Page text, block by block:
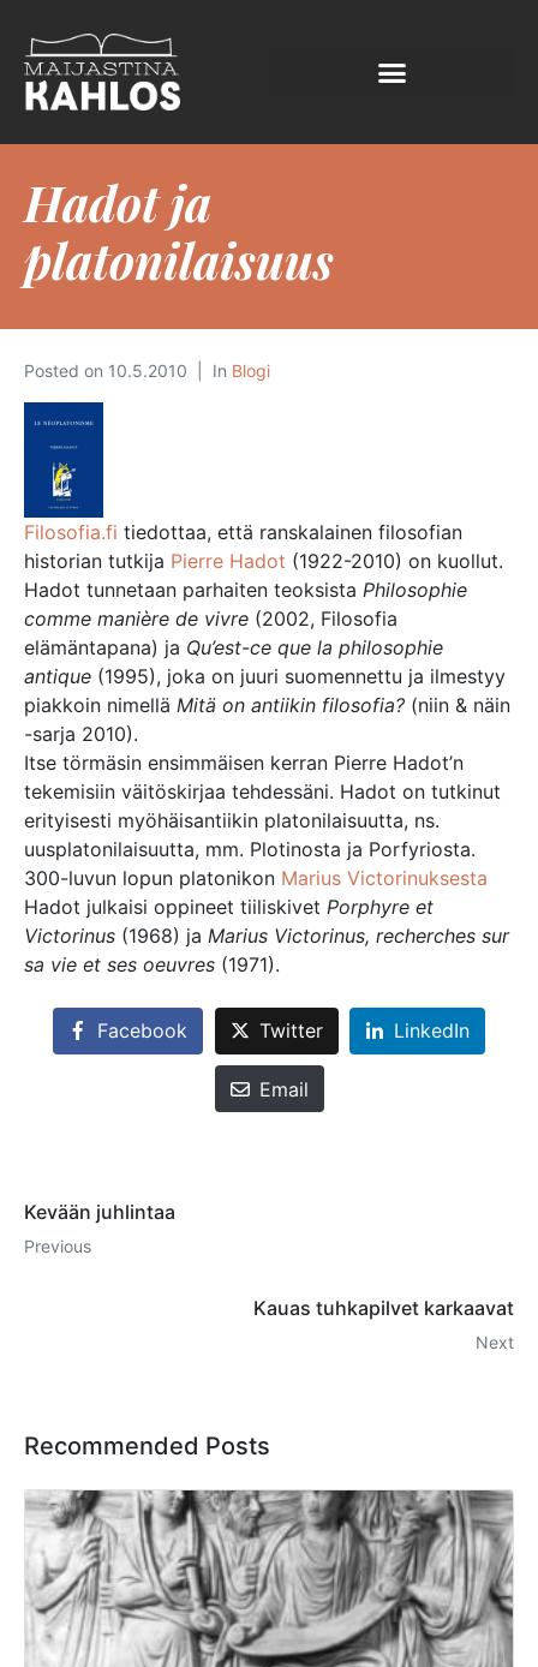
Hadot ja
platonilaisuus
Posted on 10.5.2010 In Blogi
Filosofia.fi tiedottaa, että ranskalainen filosofian
historian tutkija Pierre Hadot (1922-2010) on kuollut.
Hadot tunnetaan parhaiten teoksista Philosophie
comme manière de vivre (2002, Filosofia
elämäntapana) ja Qu’est-ce que la philosophie
antique (1995), joka on juuri suomennettu ja ilmestyy
piakkoin nimellä Mitä on antiikin filosofia? (niin & näin
-sarja 2010).
Itse törmäsin ensimmäisen kerran Pierre Hadot’n
tekemisiin väitöskirjaa tehdessäni. Hadot on tutkinut
erityisesti myöhäisantiikin platonilaisuutta, ns.
uusplatonilaisuutta, mm. Plotinosta ja Porfyriosta.
300-luvun lopun platonikon Marius Victorinuksesta
Hadot julkaisi oppineet tiiliskivet Porphyre et
Victorinus (1968) ja Marius Victorinus, recherches sur
sa vie et ses oeuvres (1971).
Facebook Twitter LinkedIn
Email
Kevään juhlintaa
Previous
Kauas tuhkapilvet karkaavat
Next
Recommended Posts